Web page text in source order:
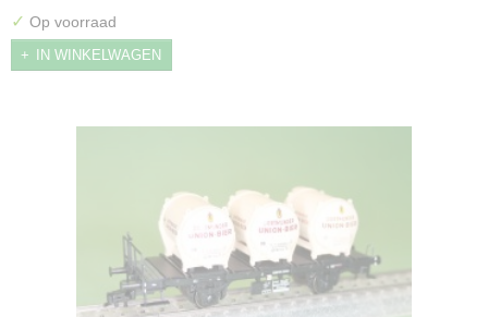
✓ Op voorraad
IN WINKELWAGEN